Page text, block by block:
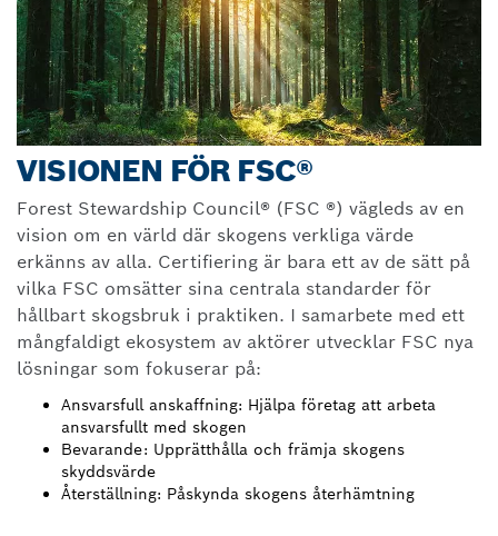
VISIONEN FÖR FSC®
Forest Stewardship Council® (FSC ®) vägleds av en
vision om en värld där skogens verkliga värde
erkänns av alla. Certifiering är bara ett av de sätt på
vilka FSC omsätter sina centrala standarder för
hållbart skogsbruk i praktiken. I samarbete med ett
mångfaldigt ekosystem av aktörer utvecklar FSC nya
lösningar som fokuserar på:
Ansvarsfull anskaffning: Hjälpa företag att arbeta
ansvarsfullt med skogen
Bevarande: Upprätthålla och främja skogens
skyddsvärde
Återställning: Påskynda skogens återhämtning